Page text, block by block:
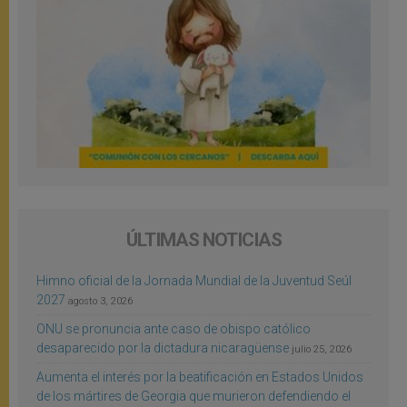
ÚLTIMAS NOTICIAS
Himno oficial de la Jornada Mundial de la Juventud Seúl
2027 agosto 3, 2026
ONU se pronuncia ante caso de obispo católico
desaparecido por la dictadura nicaragüense julio 25, 2026
Aumenta el interés por la beatificación en Estados Unidos
de los mártires de Georgia que murieron defendiendo el